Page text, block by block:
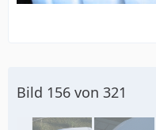
Bild 156 von 321